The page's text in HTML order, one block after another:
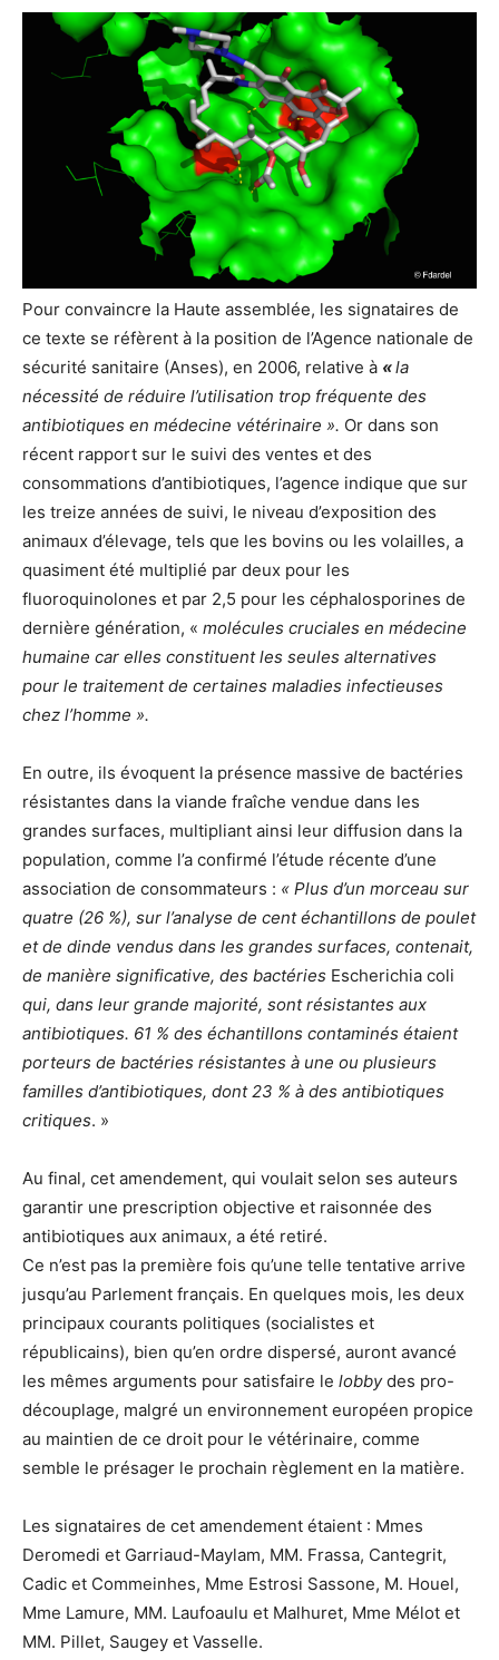
Pour convaincre la Haute assemblée, les signataires de
ce texte se réfèrent à la position de l’Agence nationale de
sécurité sanitaire (Anses), en 2006, relative à «la
nécessité de réduire l’utilisation trop fréquente des
antibiotiques en médecine vétérinaire ». Or dans son
récent rapport sur le suivi des ventes et des
consommations d’antibiotiques, l’agence indique que sur
les treize années de suivi, le niveau d’exposition des
animaux d’élevage, tels que les bovins ou les volailles, a
quasiment été multiplié par deux pour les
fluoroquinolones et par 2,5 pour les céphalosporines de
dernière génération, « molécules cruciales en médecine
humaine car elles constituent les seules alternatives
pour le traitement de certaines maladies infectieuses
chez l’homme ».
En outre, ils évoquent la présence massive de bactéries
résistantes dans la viande fraîche vendue dans les
grandes surfaces, multipliant ainsi leur diffusion dans la
population, comme l’a confirmé l’étude récente d’une
association de consommateurs : « Plus d’un morceau sur
quatre (26 %), sur l’analyse de cent échantillons de poulet
et de dinde vendus dans les grandes surfaces, contenait,
de manière significative, des bactéries Escherichia coli
qui, dans leur grande majorité, sont résistantes aux
antibiotiques. 61 % des échantillons contaminés étaient
porteurs de bactéries résistantes à une ou plusieurs
familles d’antibiotiques, dont 23 % à des antibiotiques
critiques. »
Au final, cet amendement, qui voulait selon ses auteurs
garantir une prescription objective et raisonnée des
antibiotiques aux animaux, a été retiré.
Ce n’est pas la première fois qu’une telle tentative arrive
jusqu’au Parlement français. En quelques mois, les deux
principaux courants politiques (socialistes et
républicains), bien qu’en ordre dispersé, auront avancé
les mêmes arguments pour satisfaire le lobbydes pro-
découplage, malgré un environnement européen propice
au maintien de ce droit pour le vétérinaire, comme
semble le présager le prochain règlement en la matière.
Les signataires de cet amendement étaient : Mmes
Deromedi et Garriaud-Maylam, MM. Frassa, Cantegrit,
Cadic et Commeinhes, Mme Estrosi Sassone, M. Houel,
Mme Lamure, MM. Laufoaulu et Malhuret, Mme Mélot et
MM. Pillet, Saugey et Vasselle.